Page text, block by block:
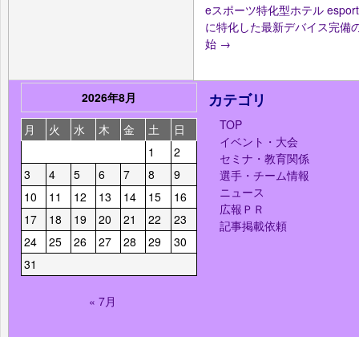
eスポーツ特化型ホテル
に特化した最新デバイス完備
始 →
2026年8月
月
火 水 木 金 土
日
1
2
3
4 5 6 7 8
9
10
11 12 13 14 15
16
17
18 19 20 21 22
23
24
25 26 27 28 29
30
31
« 7月
カテゴリ
TOP
イベント・大会
セミナ・教育関係
選手・チーム情報
ニュース
広報ＰＲ
記事掲載依頼